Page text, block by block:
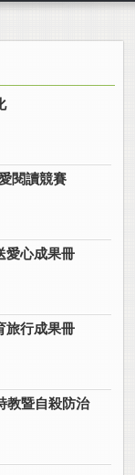
閱讀競賽
愛心成果冊
旅行成果冊
教暨自殺防治